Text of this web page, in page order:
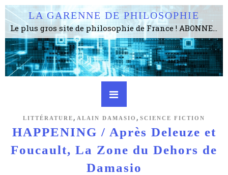
LA GARENNE DE PHILOSOPHIE
Le plus gros site de philosophie de France ! ABONNEZ-VOUS ! 4115 Articles, 1634 abonné·e·s, depuis 2006 . . . . . . . . 2 852 214 pages vues jusqu'à présent. Prestance et être apte à un plus grand nombre de choses.
LITTÉRATURE , ALAIN DAMASIO , SCIENCE FICTION
HAPPENING / Après Deleuze et
Foucault, La Zone du Dehors de
Damasio